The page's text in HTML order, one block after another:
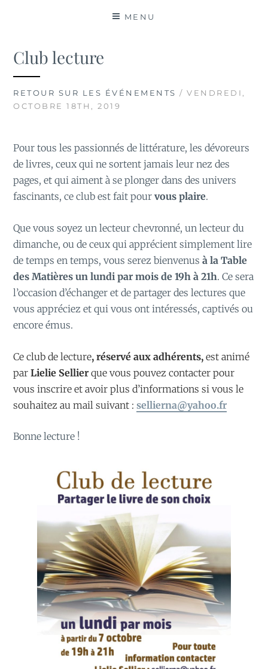
MENU
Club lecture
RETOUR SUR LES ÉVÉNEMENTS / VENDREDI,
OCTOBRE 18TH, 2019
Pour tous les passionnés de littérature, les dévoreurs
de livres, ceux qui ne sortent jamais leur nez des
pages, et qui aiment à se plonger dans des univers
fascinants, ce club est fait pourvous plaire.
Que vous soyez un lecteur chevronné, un lecteur du
dimanche, ou de ceux qui apprécient simplement lire
de temps en temps, vous serez bienvenusà la Table
des Matières un lundi par mois de 19h à 21h. Ce sera
l’occasion d’échanger et de partager des lectures que
vous appréciez et qui vous ont intéressés, captivés ou
encore émus.
Ce club de lecture, réservé aux adhérents, est animé
parLielie Sellierque vous pouvez contacter pour
vous inscrire et avoir plus d’informations si vous le
souhaitez au mail suivant :sellierna@yahoo.fr
Bonne lecture !